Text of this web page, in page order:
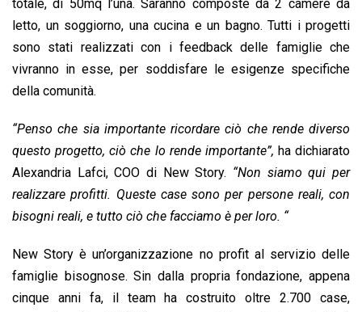
totale, di 50mq l’una. Saranno composte da 2 camere da
letto, un soggiorno, una cucina e un bagno. Tutti i progetti
sono stati realizzati con i feedback delle famiglie che
vivranno in esse, per soddisfare le esigenze specifiche
della comunità.
“Penso che sia importante ricordare ciò che rende diverso
questo progetto, ciò che lo rende importante”, ha dichiarato
Alexandria Lafci, COO di New Story. “Non siamo qui per
realizzare profitti. Queste case sono per persone reali, con
bisogni reali, e tutto ciò che facciamo è per loro. “
New Story è un’organizzazione no profit al servizio delle
famiglie bisognose. Sin dalla propria fondazione, appena
cinque anni fa, il team ha costruito oltre 2.700 case,